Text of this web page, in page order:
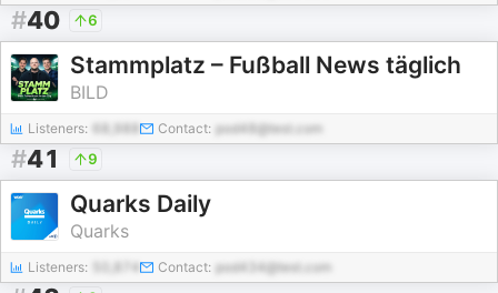
#40 6
Stammplatz – Fußball News täglich
BILD
Listeners: Contact: pod48@test.com
#41 9
Quarks Daily
Quarks
Listeners: Contact: pod434@test.com